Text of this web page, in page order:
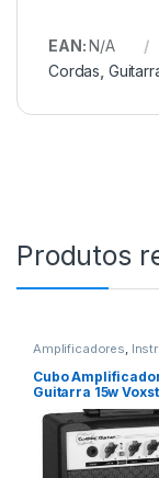
EAN:N/A
Cordas
Produtos
Amplificadores,
Cubo
Guitarra 15w